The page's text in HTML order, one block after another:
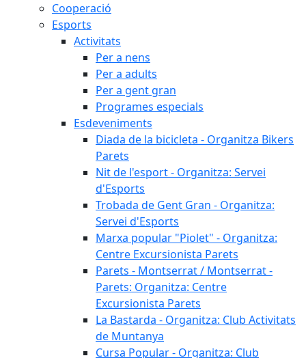
Cooperació
Esports
Activitats
Per a nens
Per a adults
Per a gent gran
Programes especials
Esdeveniments
Diada de la bicicleta - Organitza Bikers
Parets
Nit de l'esport - Organitza: Servei
d'Esports
Trobada de Gent Gran - Organitza:
Servei d'Esports
Marxa popular "Piolet" - Organitza:
Centre Excursionista Parets
Parets - Montserrat / Montserrat -
Parets: Organitza: Centre
Excursionista Parets
La Bastarda - Organitza: Club Activitats
de Muntanya
Cursa Popular - Organitza: Club